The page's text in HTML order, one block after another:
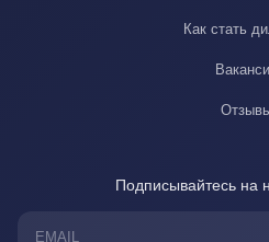
Как стать
Подписывайтесь на